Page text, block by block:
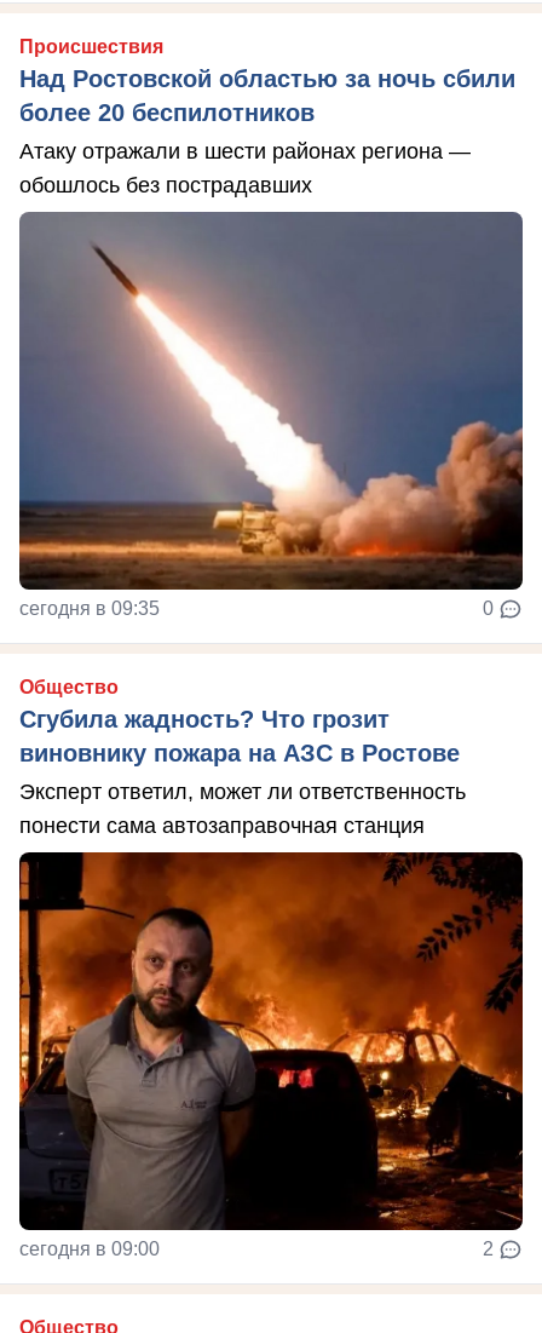
Происшествия
Над Ростовской областью за ночь сбили
более 20 беспилотников
Атаку отражали в шести районах региона —
обошлось без пострадавших
сегодня в 09:35 0
Общество
Сгубила жадность? Что грозит
виновнику пожара на АЗС в Ростове
Эксперт ответил, может ли ответственность
понести сама автозаправочная станция
сегодня в 09:00 2
Общество